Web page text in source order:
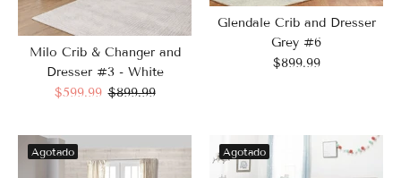
Milo Crib & Changer and
Dresser #3 - White
$599.99 $899.99
Glendale Crib and Dresser
Grey #6
$899.99
Agotado Agotado